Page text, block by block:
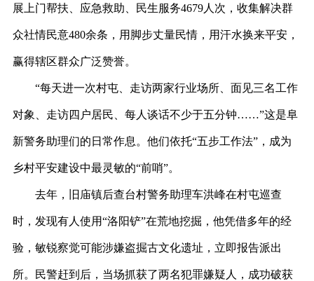
展上门帮扶、应急救助、民生服务4679人次，收集解决群
众社情民意480余条，用脚步丈量民情，用汗水换来平安，
赢得辖区群众广泛赞誉。
“每天进一次村屯、走访两家行业场所、面见三名工作
对象、走访四户居民、每人谈话不少于五分钟……”这是阜
新警务助理们的日常作息。他们依托“五步工作法”，成为
乡村平安建设中最灵敏的“前哨”。
去年，旧庙镇后查台村警务助理车洪峰在村屯巡查
时，发现有人使用“洛阳铲”在荒地挖掘，他凭借多年的经
验，敏锐察觉可能涉嫌盗掘古文化遗址，立即报告派出
所。民警赶到后，当场抓获了两名犯罪嫌疑人，成功破获